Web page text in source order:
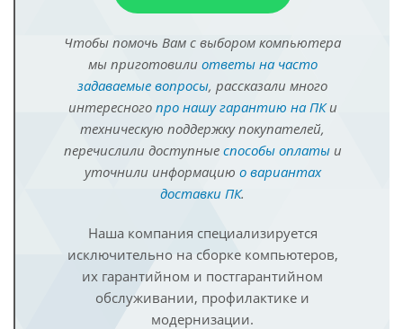
Чтобы помочь Вам с выбором компьютера
мы приготовили ответы на часто
задаваемые вопросы, рассказали много
интересного про нашу гарантию на ПКи
техническую поддержку покупателей,
перечислили доступные способы оплатыи
уточнили информацию о вариантах
доставки ПК.
Наша компания специализируется
исключительно на сборке компьютеров,
их гарантийном и постгарантийном
обслуживании, профилактике и
модернизации.